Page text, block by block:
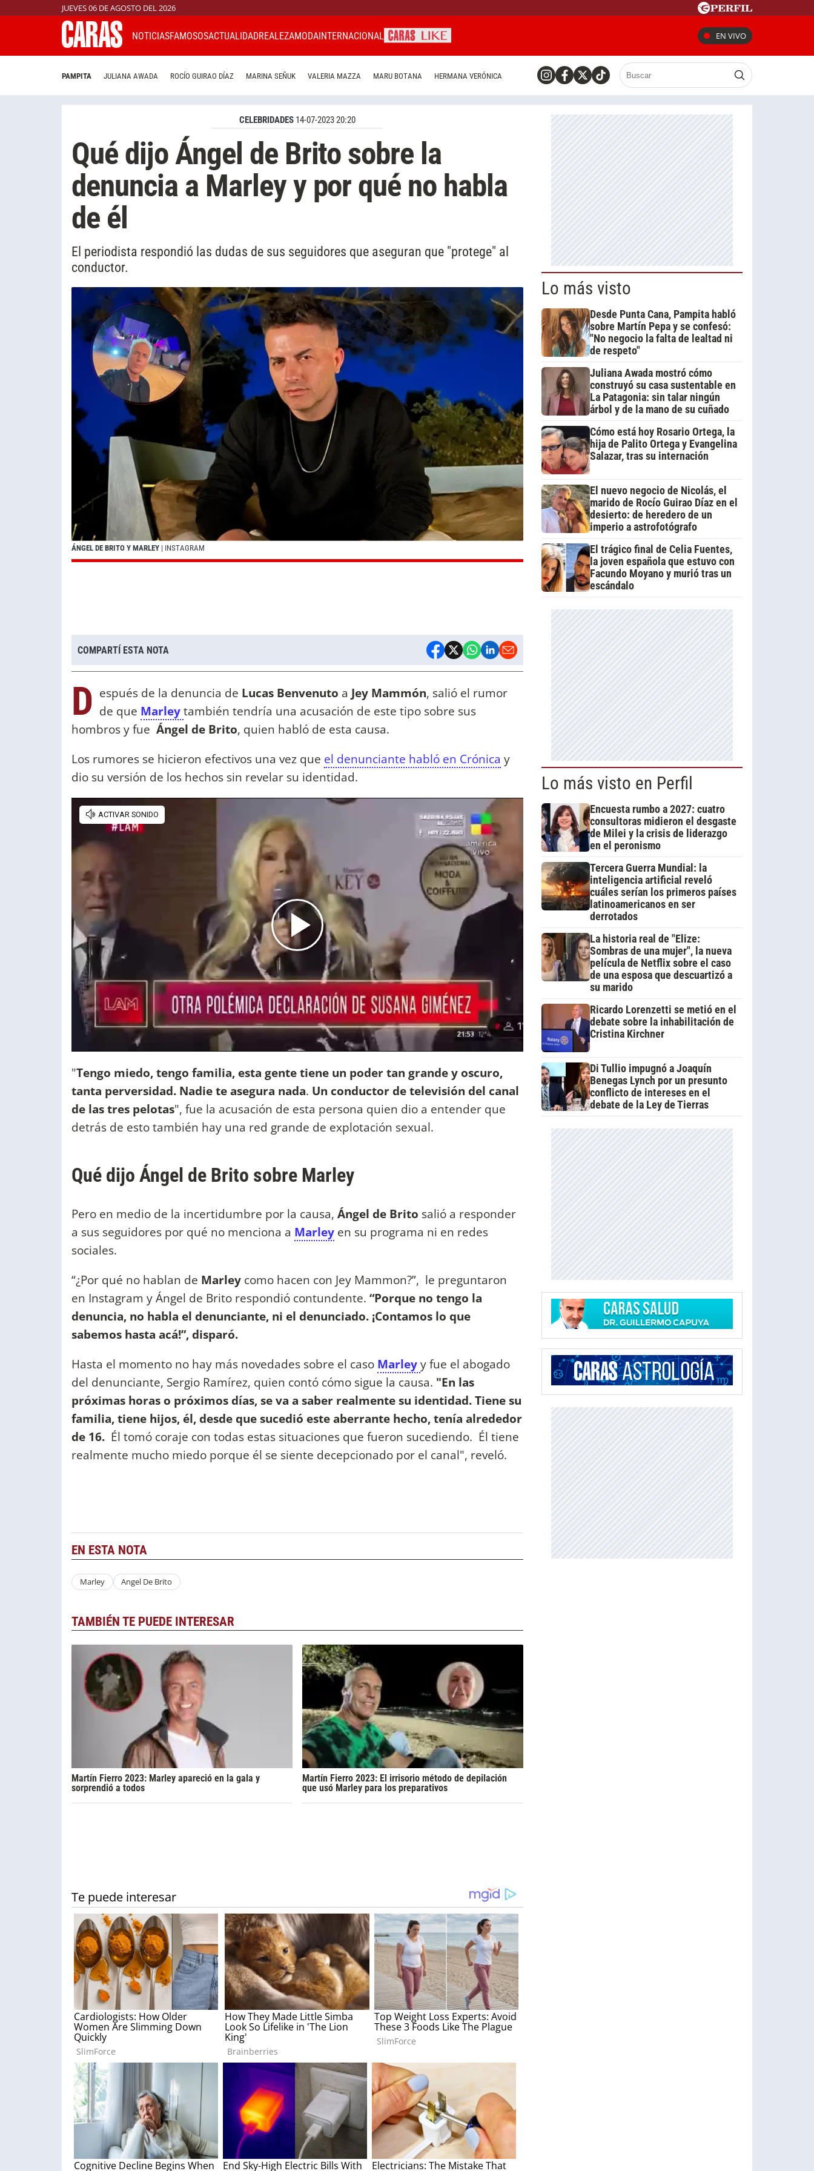
JUEVES 06 DE AGOSTO DEL 2026
NOTICIASFAMOSOSACTUALIDADREALEZAMODAINTERNACIONAL EN VIVO
PAMPITA JULIANA AWADA ROCÍO GUIRAO DÍAZ MARINA SEÑUK VALERIA MAZZA MARU BOTANA HERMANA VERÓNICA
CELEBRIDADES 14-07-2023 20:20
Qué dijo Ángel de Brito sobre la
denuncia a Marley y por qué no habla
de él
El periodista respondió las dudas de sus seguidores que aseguran que "protege" al
conductor.
ÁNGEL DE BRITO Y MARLEY | INSTAGRAM
COMPARTÍ ESTA NOTA
D espués de la denuncia de Lucas Benvenuto a Jey Mammón, salió el rumor
de que Marleytambién tendría una acusación de este tipo sobre sus
hombros y fue Ángel de Brito, quien habló de esta causa.
Los rumores se hicieron efectivos una vez que el denunciante habló en Crónica y
dio su versión de los hechos sin revelar su identidad.
"Tengo miedo, tengo familia, esta gente tiene un poder tan grande y oscuro,
tanta perversidad. Nadie te asegura nada. Un conductor de televisión del canal
de las tres pelotas", fue la acusación de esta persona quien dio a entender que
detrás de esto también hay una red grande de explotación sexual.
Qué dijo Ángel de Brito sobre Marley
Pero en medio de la incertidumbre por la causa, Ángel de Brito salió a responder
a sus seguidores por qué no menciona a Marley en su programa ni en redes
sociales.
“¿Por qué no hablan de Marley como hacen con Jey Mammon?”, le preguntaron
en Instagram y Ángel de Brito respondió contundente. “Porque no tengo la
denuncia, no habla el denunciante, ni el denunciado. ¡Contamos lo que
sabemos hasta acá!”, disparó.
Hasta el momento no hay más novedades sobre el caso Marleyy fue el abogado
del denunciante, Sergio Ramírez, quien contó cómo sigue la causa. "En las
próximas horas o próximos días, se va a saber realmente su identidad. Tiene su
familia, tiene hijos, él, desde que sucedió este aberrante hecho, tenía alrededor
de 16. Él tomó coraje con todas estas situaciones que fueron sucediendo. Él tiene
realmente mucho miedo porque él se siente decepcionado por el canal", reveló.
EN ESTA NOTA
Marley Angel De Brito
TAMBIÉN TE PUEDE INTERESAR
Martín Fierro 2023: Marley apareció en la gala y
sorprendió a todos
Martín Fierro 2023: El irrisorio método de depilación
que usó Marley para los preparativos
Lo más visto
Desde Punta Cana, Pampita habló
sobre Martín Pepa y se confesó:
"No negocio la falta de lealtad ni
de respeto"
Juliana Awada mostró cómo
construyó su casa sustentable en
La Patagonia: sin talar ningún
árbol y de la mano de su cuñado
Cómo está hoy Rosario Ortega, la
hija de Palito Ortega y Evangelina
Salazar, tras su internación
El nuevo negocio de Nicolás, el
marido de Rocío Guirao Díaz en el
desierto: de heredero de un
imperio a astrofotógrafo
El trágico final de Celia Fuentes,
la joven española que estuvo con
Facundo Moyano y murió tras un
escándalo
Lo más visto en Perfil
Encuesta rumbo a 2027: cuatro
consultoras midieron el desgaste
de Milei y la crisis de liderazgo
en el peronismo
Tercera Guerra Mundial: la
inteligencia artificial reveló
cuáles serían los primeros países
latinoamericanos en ser
derrotados
La historia real de "Elize:
Sombras de una mujer", la nueva
película de Netflix sobre el caso
de una esposa que descuartizó a
su marido
Ricardo Lorenzetti se metió en el
debate sobre la inhabilitación de
Cristina Kirchner
Di Tullio impugnó a Joaquín
Benegas Lynch por un presunto
conflicto de intereses en el
debate de la Ley de Tierras